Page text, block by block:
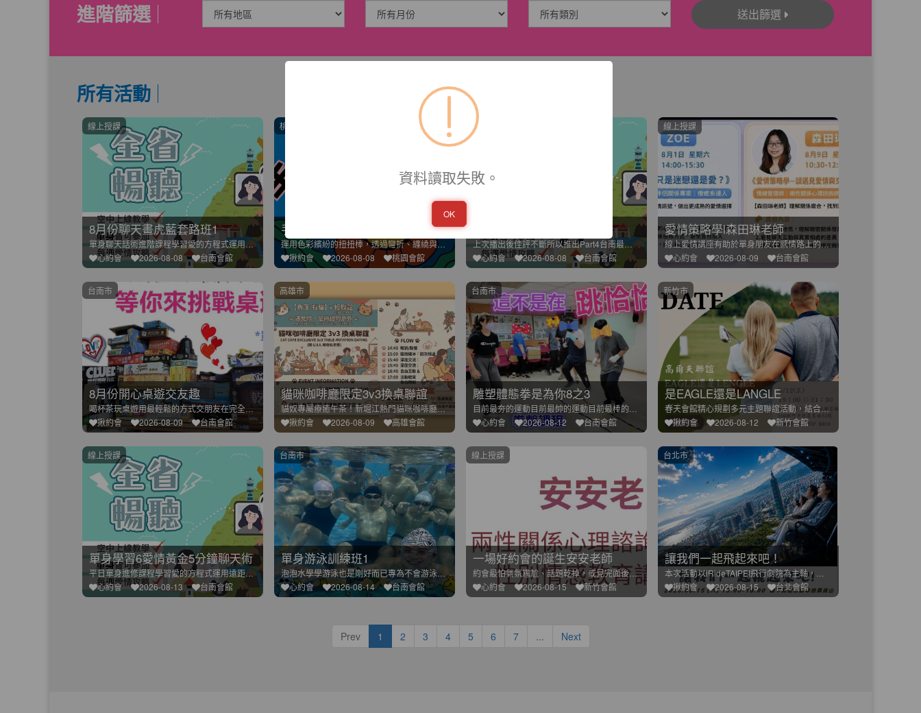
進階篩選 送出篩選
所有活動
8月份聊天畫虎藍套路班1
單身聊天話術進階課程學習愛的方程式運用遠距利教學模式不管你人
心約會
2026-08-08 台南會館
線上授課
手作扭扭棒花束
運用色彩繽紛的扭扭棒，透過彎折、纏繞與塑形技巧，親手製作一束
揪約會
2026-08-08 桃園會館
桃園市
上次播出後佳評不斷所以推出Part4台南最懂吃的美食專家也是
心約會
2026-08-08 台南會館
線上授課
愛情策略學l森田琳老師
線上愛情講座有助於單身朋友在感情路上的徬徨經驗豐富的講師群在
心約會
2026-08-09 台南會館
線上授課
8月份開心桌遊交友趣
喝杯茶玩桌遊用最輕鬆的方式交朋友在完全沒有壓力的環境下自然地
揪約會
2026-08-09 台南會館
台南市
貓咪咖啡廳限定3v3換桌聯誼
貓奴專屬療癒午茶！新堀江熱門貓咪咖啡廳包場，限定3v3精緻交
揪約會
2026-08-09 高雄會館
高雄市
雕塑體態拳是為你8之3
目前最夯的運動目前最帥的運動目前最棒的運動目前最讚的運動目前
心約會
2026-08-12 台南會館
台南市
是EAGLE還是LANGLE
春天會館精心規劃多元主題聯誼活動，結合運動、桌遊、手作、美食
揪約會
2026-08-12 新竹會館
新竹市
單身學習6愛情黃金5分鐘聊天術
平日單身進修課程學習愛的方程式運用遠距離教學模式不管你人身在
心約會
2026-08-13 台南會館
線上授課
單身游泳訓練班1
泡泡水學學游泳也是剛好而已專為不會游泳的單身朋友設計每星期的
心約會
2026-08-14 台南會館
台南市
一場好約會的誕生安安老師
約會最怕氣氛尷尬、話題乾掉，或見完面後不知道下一步怎麼辦。其
心約會
2026-08-15 新竹會館
線上授課
讓我們一起飛起來吧！
本次活動以iRideTAIPEI飛行劇院為主軸，邀請都會單身
揪約會
2026-08-15 台北會館
台北市
Prev 1 2 3 4 5 6 7 ... Next
資料讀取失敗。
OK